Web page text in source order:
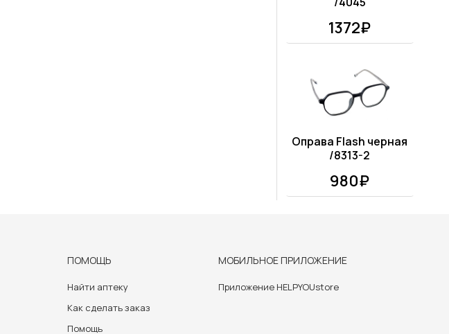
1372₽
Оправа Flash черная
/8313-2
980₽
ПОМОЩЬ
Найти аптеку
Как сделать заказ
Помощь
МОБИЛЬНОЕ ПРИЛОЖЕНИЕ
Приложение HELPYOUstore